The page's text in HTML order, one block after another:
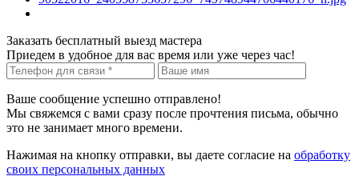
Заказать бесплатный выезд мастера
Приедем в удобное для вас время или уже через час!
Ваше сообщение успешно отправлено!
Мы свяжемся с вами сразу после прочтения письма, обычно
это не занимает много времени.
Нажимая на кнопку отправки, вы даете согласие на обработку
своих персональных данных